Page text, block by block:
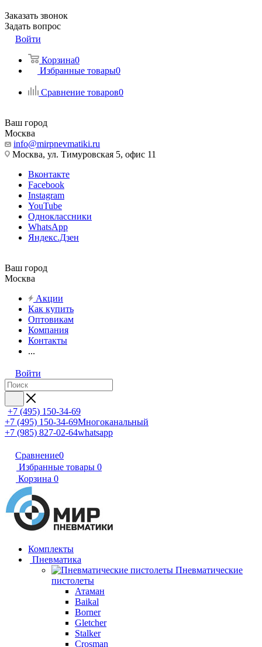
Заказать звонок
Задать вопрос
Войти
Корзина0
Избранные товары0
Сравнение товаров0
Ваш город
Москва
info@mirpnevmatiki.ru
Москва, ул. Тимуровская 5, офис 11
Вконтакте
Facebook
Instagram
YouTube
Одноклассники
WhatsApp
Яндекс.Дзен
Ваш город
Москва
Акции
Как купить
Оптовикам
Компания
Контакты
...
Войти
+7 (495) 150-34-69
+7 (495) 150-34-69Многоканальный
+7 (985) 827-02-64whatsapp
Сравнение0
Избранные товары 0
Корзина 0
Комплекты
Пневматика
Пневматические
пистолеты
Атаман
Baikal
Borner
Gletcher
Stalker
Crosman